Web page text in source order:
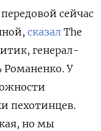
сейчас
сказал The
генерал-
Романенко. У
пехотинцев.
но мы